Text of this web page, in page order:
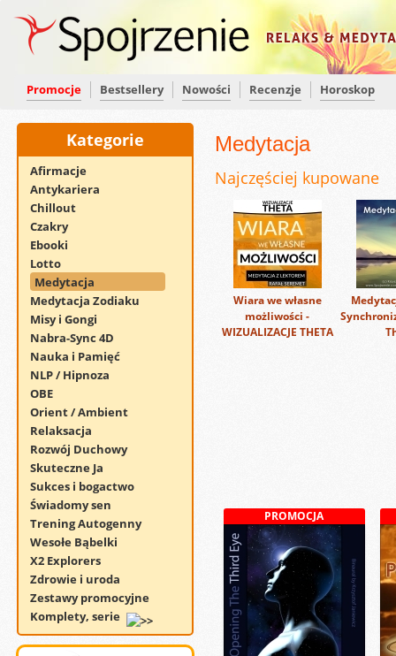
Promocje Bestsellery Nowości Recenzje Horoskop
Kategorie
Afirmacje
Antykariera
Chillout
Czakry
Ebooki
Lotto
Medytacja
Medytacja Zodiaku
Misy i Gongi
Nabra-Sync 4D
Nauka i Pamięć
NLP / Hipnoza
OBE
Orient / Ambient
Relaksacja
Rozwój Duchowy
Skuteczne Ja
Sukces i bogactwo
Świadomy sen
Trening Autogenny
Wesołe Bąbelki
X2 Explorers
Zdrowie i uroda
Zestawy promocyjne
Komplety, serie
Medytacja
Najczęściej kupowane
Wiara we własne
możliwości -
WIZUALIZACJE THETA
PROMOCJA